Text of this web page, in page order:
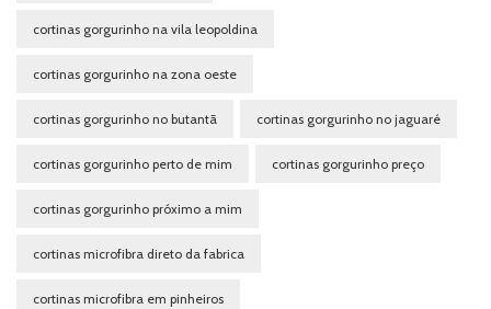
cortinas gorgurinho na vila leopoldina
cortinas gorgurinho na zona oeste
cortinas gorgurinho no butantã cortinas gorgurinho no jaguaré
cortinas gorgurinho perto de mim cortinas gorgurinho preço
cortinas gorgurinho próximo a mim
cortinas microfibra direto da fabrica
cortinas microfibra em pinheiros